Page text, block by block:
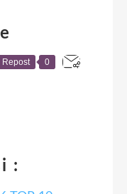
Repost 0
: